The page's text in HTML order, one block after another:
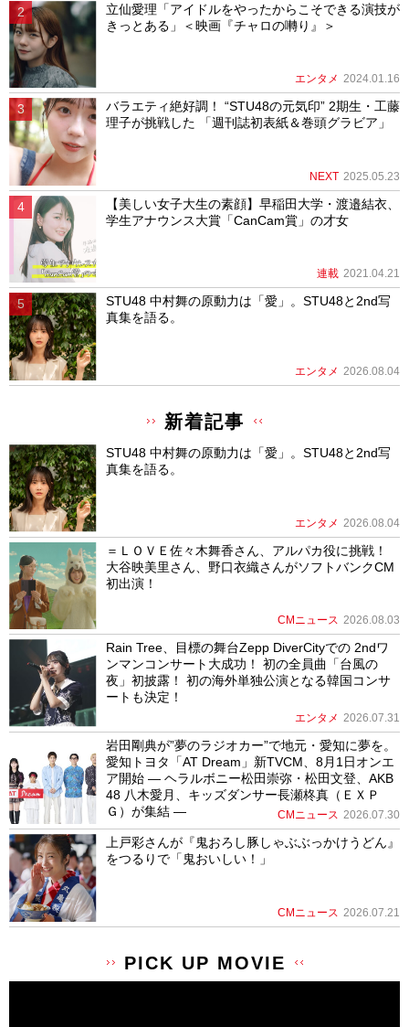
立仙愛理「アイドルをやったからこそできる演技が
きっとある」＜映画『チャロの囀り』＞
エンタメ 2024.01.16
バラエティ絶好調！ “STU48の元気印” 2期生・工藤
理子が挑戦した 「週刊誌初表紙＆巻頭グラビア」
NEXT 2025.05.23
【美しい女子大生の素顔】早稲田大学・渡邉結衣、
学生アナウンス大賞「CanCam賞」の才女
連載 2021.04.21
STU48 中村舞の原動力は「愛」。STU48と2nd写
真集を語る。
エンタメ 2026.08.04
新着記事
STU48 中村舞の原動力は「愛」。STU48と2nd写
真集を語る。
エンタメ 2026.08.04
＝ＬＯＶＥ佐々木舞香さん、アルパカ役に挑戦！
大谷映美里さん、野口衣織さんがソフトバンクCM
初出演！
CMニュース 2026.08.03
Rain Tree、目標の舞台Zepp DiverCityでの 2ndワ
ンマンコンサート大成功！ 初の全員曲「台風の
夜」初披露！ 初の海外単独公演となる韓国コンサ
ートも決定！
エンタメ 2026.07.31
岩田剛典が”夢のラジオカー”で地元・愛知に夢を。
愛知トヨタ「AT Dream」新TVCM、8月1日オンエ
ア開始 ― ヘラルボニー松田崇弥・松田文登、AKB
48 八木愛月、キッズダンサー長瀬柊真（ＥＸＰ
Ｇ）が集結 ―
CMニュース 2026.07.30
上戸彩さんが『鬼おろし豚しゃぶぶっかけうどん』
をつるりで「鬼おいしい！」
CMニュース 2026.07.21
PICK UP MOVIE